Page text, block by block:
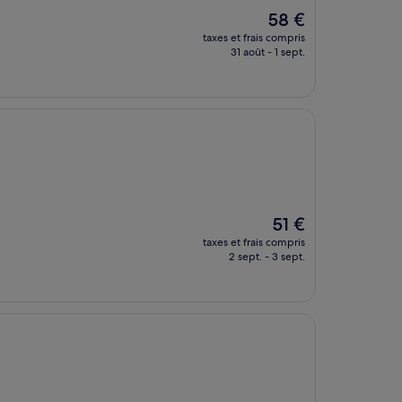
Le
nouveau
prix
58 €
taxes et frais compris
31 août - 1 sept.
Le
nouveau
prix
51 €
taxes et frais compris
2 sept. - 3 sept.